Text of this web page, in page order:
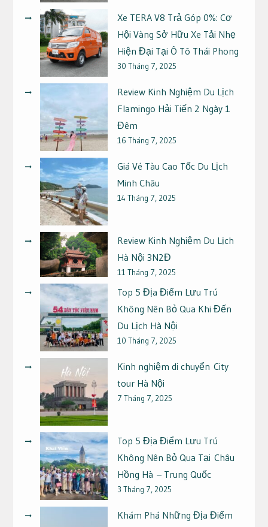
Xe TERA V8 Trả Góp 0%: Cơ
Hội Vàng Sở Hữu Xe Tải Nhẹ
Hiện Đại Tại Ô Tô Thái Phong
30 Tháng 7, 2025
Review Kinh Nghiệm Du Lịch
Flamingo Hải Tiến 2 Ngày 1
Đêm
16 Tháng 7, 2025
Giá Vé Tàu Cao Tốc Du Lịch
Minh Châu
14 Tháng 7, 2025
Review Kinh Nghiệm Du Lịch
Hà Nội 3N2Đ
11 Tháng 7, 2025
Top 5 Địa Điểm Lưu Trú
Không Nên Bỏ Qua Khi Đến
Du Lịch Hà Nội
10 Tháng 7, 2025
Kinh nghiệm di chuyển City
tour Hà Nội
7 Tháng 7, 2025
Top 5 Địa Điểm Lưu Trú
Không Nên Bỏ Qua Tại Châu
Hồng Hà – Trung Quốc
3 Tháng 7, 2025
Khám Phá Những Địa Điểm